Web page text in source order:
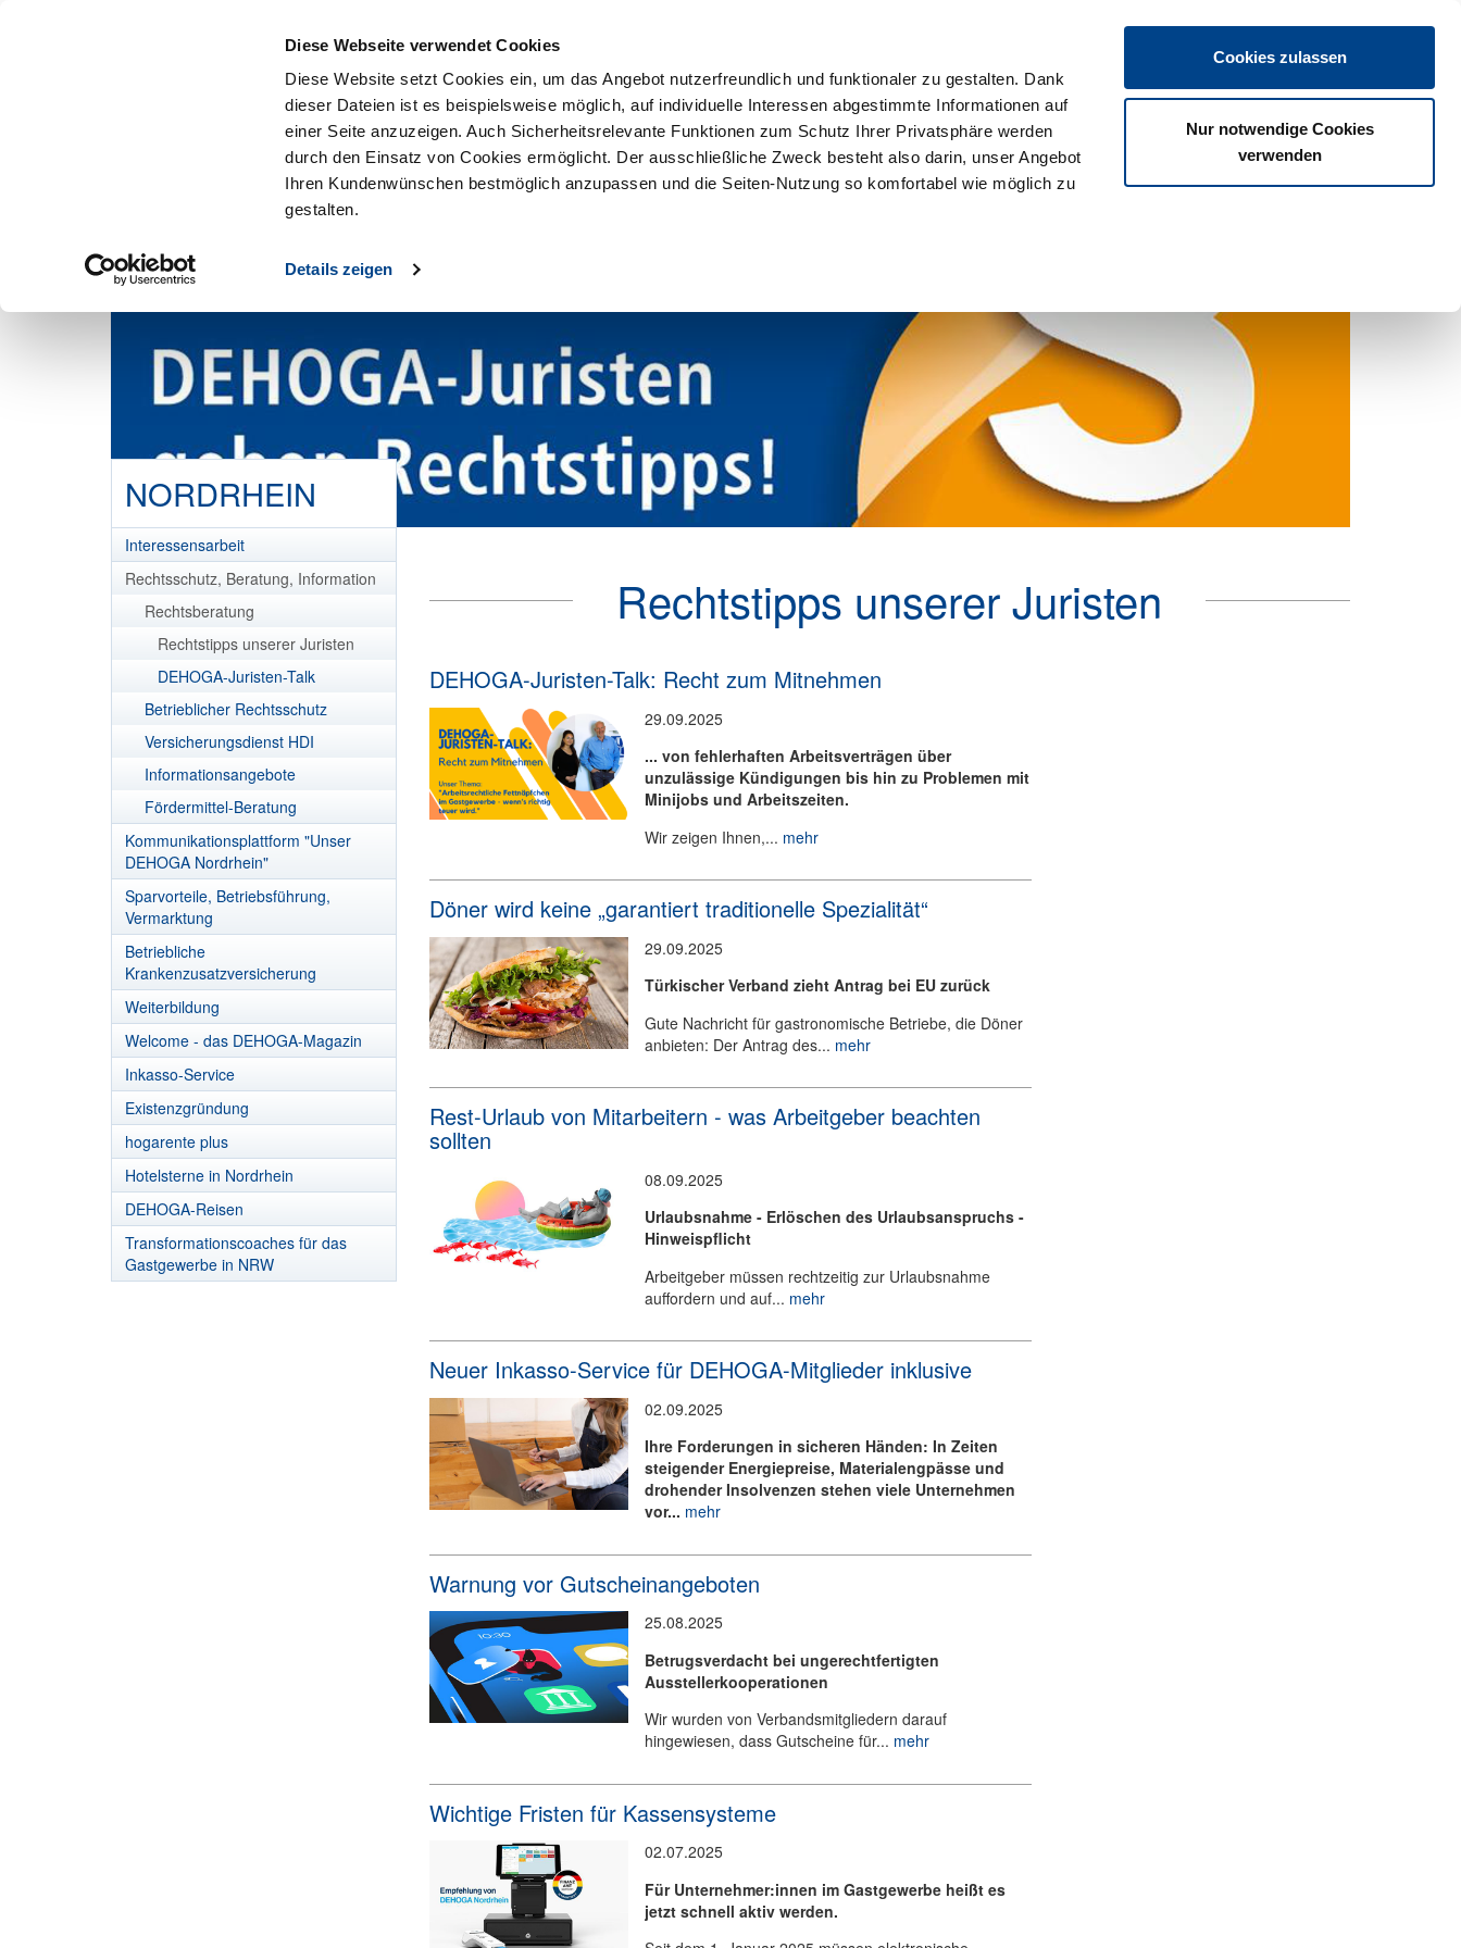
Diese Webseite verwendet Cookies
Diese Website setzt Cookies ein, um das Angebot nutzerfreundlich und funktionaler zu gestalten. Dank
dieser Dateien ist es beispielsweise möglich, auf individuelle Interessen abgestimmte Informationen auf
einer Seite anzuzeigen. Auch Sicherheitsrelevante Funktionen zum Schutz Ihrer Privatsphäre werden
durch den Einsatz von Cookies ermöglicht. Der ausschließliche Zweck besteht also darin, unser Angebot
Ihren Kundenwünschen bestmöglich anzupassen und die Seiten-Nutzung so komfortabel wie möglich zu
gestalten.
Details zeigen
Cookies zulassen
Nur notwendige Cookies
verwenden
Login
Vorteile Über uns Veranstaltungen Download Termine
NORDRHEIN
Interessensarbeit
Rechtsschutz, Beratung, Information
Rechtsberatung
Rechtstipps unserer Juristen
DEHOGA-Juristen-Talk
Betrieblicher Rechtsschutz
Versicherungsdienst HDI
Informationsangebote
Fördermittel-Beratung
Kommunikationsplattform "Unser
DEHOGA Nordrhein"
Sparvorteile, Betriebsführung,
Vermarktung
Betriebliche
Krankenzusatzversicherung
Weiterbildung
Welcome - das DEHOGA-Magazin
Inkasso-Service
Existenzgründung
hogarente plus
Hotelsterne in Nordrhein
DEHOGA-Reisen
Transformationscoaches für das
Gastgewerbe in NRW
Rechtstipps unserer Juristen
DEHOGA-Juristen-Talk: Recht zum Mitnehmen
29.09.2025
... von fehlerhaften Arbeitsverträgen über
unzulässige Kündigungen bis hin zu Problemen mit
Minijobs und Arbeitszeiten.
Wir zeigen Ihnen,... mehr
Döner wird keine „garantiert traditionelle Spezialität“
29.09.2025
Türkischer Verband zieht Antrag bei EU zurück
Gute Nachricht für gastronomische Betriebe, die Döner
anbieten: Der Antrag des... mehr
Rest-Urlaub von Mitarbeitern - was Arbeitgeber beachten
sollten
08.09.2025
Urlaubsnahme - Erlöschen des Urlaubsanspruchs -
Hinweispflicht
Arbeitgeber müssen rechtzeitig zur Urlaubsnahme
auffordern und auf... mehr
Neuer Inkasso-Service für DEHOGA-Mitglieder inklusive
02.09.2025
Ihre Forderungen in sicheren Händen: In Zeiten
steigender Energiepreise, Materialengpässe und
drohender Insolvenzen stehen viele Unternehmen
vor... mehr
Warnung vor Gutscheinangeboten
25.08.2025
Betrugsverdacht bei ungerechtfertigten
Ausstellerkooperationen
Wir wurden von Verbandsmitgliedern darauf
hingewiesen, dass Gutscheine für... mehr
Wichtige Fristen für Kassensysteme
02.07.2025
Für Unternehmer:innen im Gastgewerbe heißt es
jetzt schnell aktiv werden.